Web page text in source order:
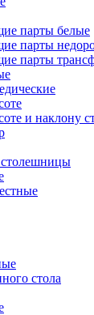
парты белые
парты
парты
и наклону
стола